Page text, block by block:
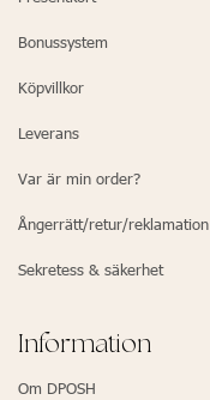
Bonussystem
Köpvillkor
Leverans
Var är min order?
Ångerrätt/retur/reklamation
Sekretess & säkerhet
Information
Om DPOSH